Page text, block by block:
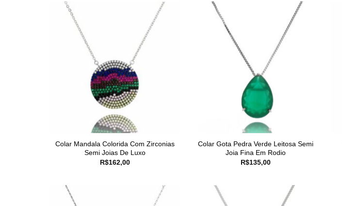
Colar Mandala Colorida Com Zirconias
Semi Joias De Luxo
R$162,00
Colar Gota Pedra Verde Leitosa Semi
Joia Fina Em Rodio
R$135,00